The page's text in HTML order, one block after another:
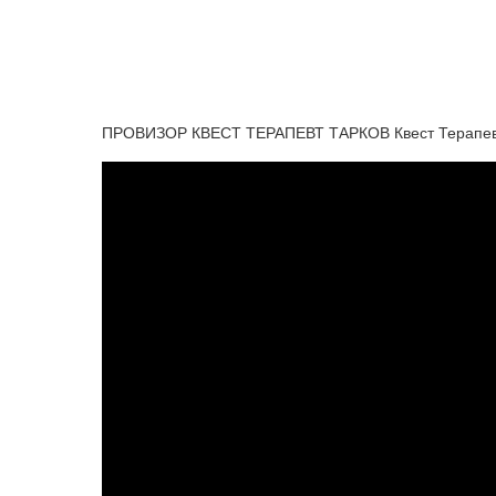
ПРОВИЗОР КВЕСТ ТЕРАПЕВТ ТАРКОВ Квест